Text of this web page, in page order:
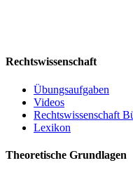
Rechtswissenschaft
Übungsaufgaben
Videos
Rechtswissenschaft
Lexikon
Theoretische Grundlagen